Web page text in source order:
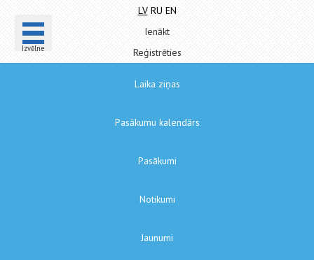
Izvēlne
LV RU EN
Ienākt
Reģistrēties
Laika ziņas
Pasākumu kalendārs
Pasākumi
Notikumi
Jaunumi